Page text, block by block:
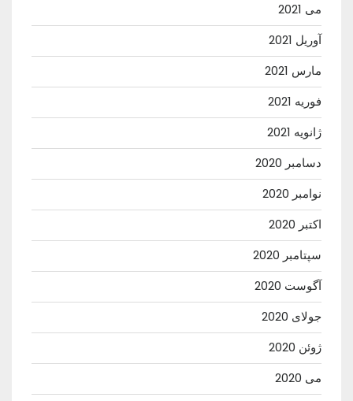
می 2021
آوریل 2021
مارس 2021
فوریه 2021
ژانویه 2021
دسامبر 2020
نوامبر 2020
اکتبر 2020
سپتامبر 2020
آگوست 2020
جولای 2020
ژوئن 2020
می 2020